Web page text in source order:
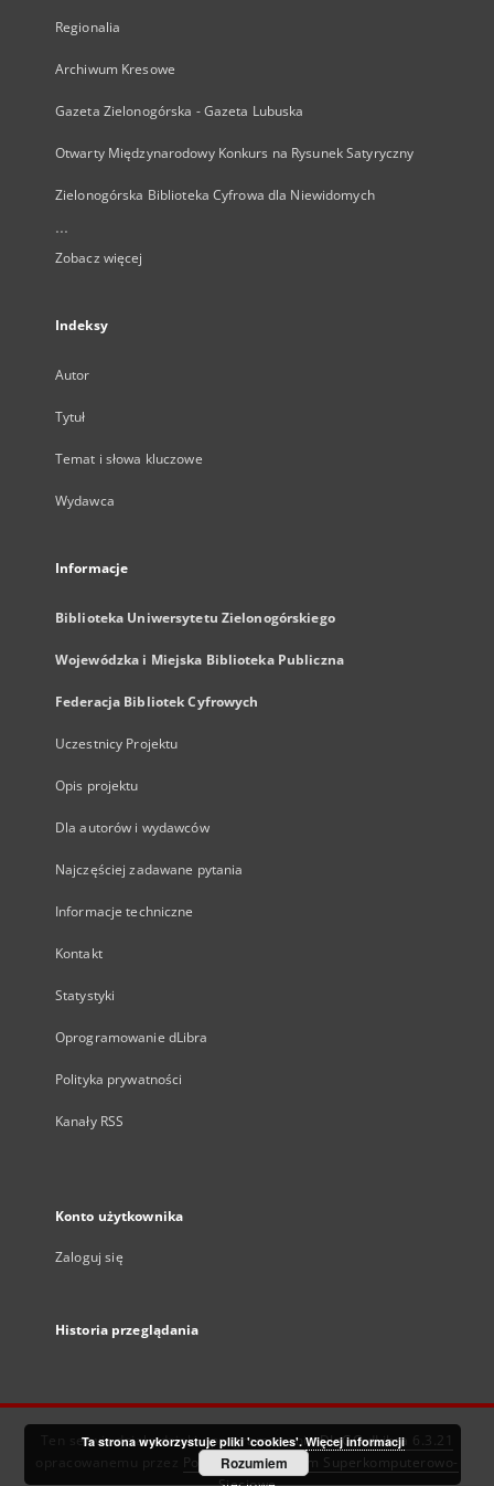
Regionalia
Archiwum Kresowe
Gazeta Zielonogórska - Gazeta Lubuska
Otwarty Międzynarodowy Konkurs na Rysunek Satyryczny
Zielonogórska Biblioteka Cyfrowa dla Niewidomych
...
Zobacz więcej
Indeksy
Autor
Tytuł
Temat i słowa kluczowe
Wydawca
Informacje
Biblioteka Uniwersytetu Zielonogórskiego
Wojewódzka i Miejska Biblioteka Publiczna
Federacja Bibliotek Cyfrowych
Uczestnicy Projektu
Opis projektu
Dla autorów i wydawców
Najczęściej zadawane pytania
Informacje techniczne
Kontakt
Statystyki
Oprogramowanie dLibra
Polityka prywatności
Kanały RSS
Konto użytkownika
Zaloguj się
Historia przeglądania
Ten serwis działa dzięki oprogramowaniuDInGO dLibra 6.3.21
Poznańskie Centrum Superkomputerowo-
Ta strona wykorzystuje pliki 'cookies'. Więcej informacji
Rozumiem